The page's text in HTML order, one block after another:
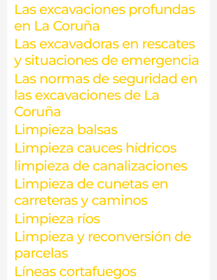
Las excavaciones profundas
en La Coruña
Las excavadoras en rescates
y situaciones de emergencia
Las normas de seguridad en
las excavaciones de La
Coruña
Limpieza balsas
Limpieza cauces hídricos
limpieza de canalizaciones
Limpieza de cunetas en
carreteras y caminos
Limpieza ríos
Limpieza y reconversión de
parcelas
Líneas cortafuegos